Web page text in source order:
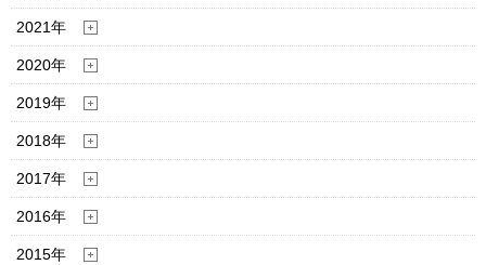
2021年
2020年
2019年
2018年
2017年
2016年
2015年